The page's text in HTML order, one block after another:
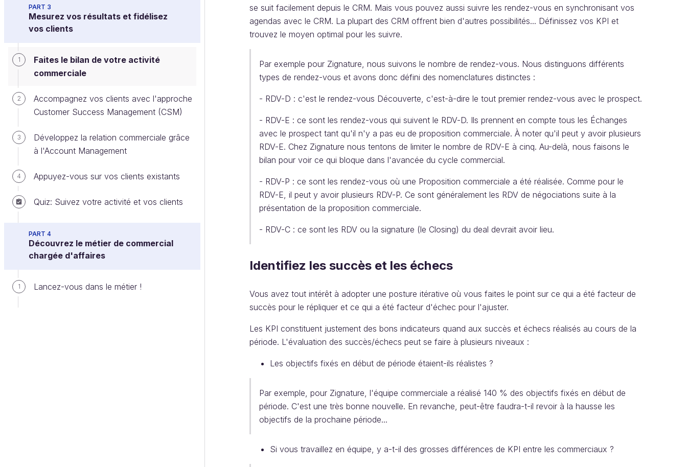
PART 3
Mesurez vos résultats et fidélisez
vos clients
1
Faites le bilan de votre activité
commerciale
2
Accompagnez vos clients avec l'approche
Customer Success Management (CSM)
3
Développez la relation commerciale grâce
à l'Account Management
4 Appuyez-vous sur vos clients existants
Quiz: Suivez votre activité et vos clients
PART 4
Découvrez le métier de commercial
chargée d'affaires
1 Lancez-vous dans le métier !
se suit facilement depuis le CRM. Mais vous pouvez aussi suivre les rendez-vous en synchronisant vos
agendas avec le CRM. La plupart des CRM offrent bien d'autres possibilités... Définissez vos KPI et
trouvez le moyen optimal pour les suivre.
Par exemple pour Zignature, nous suivons le nombre de rendez-vous. Nous distinguons différents
types de rendez-vous et avons donc défini des nomenclatures distinctes :
- RDV-D : c'est le rendez-vous Découverte, c'est-à-dire le tout premier rendez-vous avec le prospect.
- RDV-E : ce sont les rendez-vous qui suivent le RDV-D. Ils prennent en compte tous les Échanges
avec le prospect tant qu'il n'y a pas eu de proposition commerciale. À noter qu'il peut y avoir plusieurs
RDV-E. Chez Zignature nous tentons de limiter le nombre de RDV-E à cinq. Au-delà, nous faisons le
bilan pour voir ce qui bloque dans l'avancée du cycle commercial.
- RDV-P : ce sont les rendez-vous où une Proposition commerciale a été réalisée. Comme pour le
RDV-E, il peut y avoir plusieurs RDV-P. Ce sont généralement les RDV de négociations suite à la
présentation de la proposition commerciale.
- RDV-C : ce sont les RDV ou la signature (le Closing) du deal devrait avoir lieu.
Identifiez les succès et les échecs
Vous avez tout intérêt à adopter une posture itérative où vous faites le point sur ce qui a été facteur de
succès pour le répliquer et ce qui a été facteur d'échec pour l'ajuster.
Les KPI constituent justement des bons indicateurs quand aux succès et échecs réalisés au cours de la
période. L'évaluation des succès/échecs peut se faire à plusieurs niveaux :
Les objectifs fixés en début de période étaient-ils réalistes ?
Par exemple, pour Zignature, l'équipe commerciale a réalisé 140 % des objectifs fixés en début de
période. C'est une très bonne nouvelle. En revanche, peut-être faudra-t-il revoir à la hausse les
objectifs de la prochaine période...
Si vous travaillez en équipe, y a-t-il des grosses différences de KPI entre les commerciaux ?